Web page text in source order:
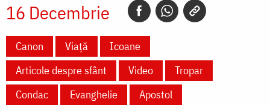
16 Decembrie
Canon Viață
Icoane
Articole despre sfânt
Video
Tropar
Condac
Evanghelie Apostol